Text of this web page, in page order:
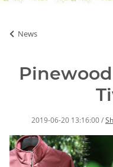
News
2019-06-20 13:16:00/